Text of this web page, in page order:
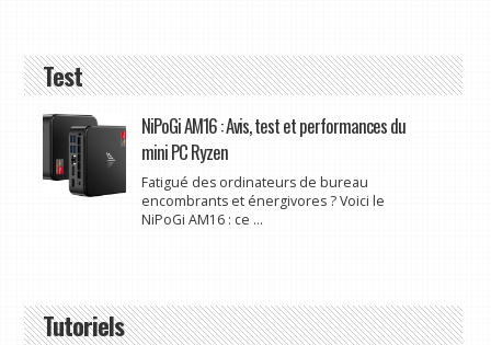
Test
NiPoGi AM16 : Avis, test et performances du
mini PC Ryzen
Fatigué des ordinateurs de bureau
encombrants et énergivores ? Voici le
NiPoGi AM16 : ce ...
Tutoriels